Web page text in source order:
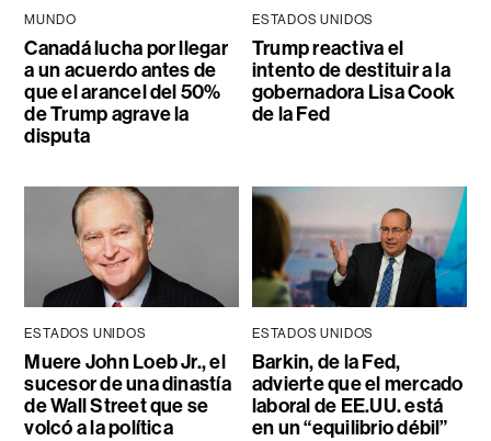
MUNDO
Canadá lucha por llegar
a un acuerdo antes de
que el arancel del 50%
de Trump agrave la
disputa
ESTADOS UNIDOS
Trump reactiva el
intento de destituir a la
gobernadora Lisa Cook
de la Fed
ESTADOS UNIDOS
Muere John Loeb Jr., el
sucesor de una dinastía
de Wall Street que se
volcó a la política
ESTADOS UNIDOS
Barkin, de la Fed,
advierte que el mercado
laboral de EE.UU. está
en un “equilibrio débil”